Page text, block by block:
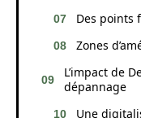
Des points
Zones
L’impact de
dépannage
Une